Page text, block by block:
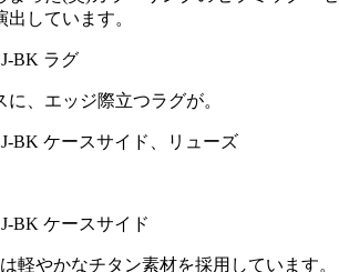
しています。
、エッジ際立つラグが。
軽やかなチタン素材を採用しています。